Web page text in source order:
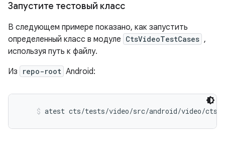
Запустите тестовый класс
В следующем примере показано, как запустить
определенный класс в модуле CtsVideoTestCases ,
используя путь к файлу.
Из
repo-root Android:
atest cts/tests/video/src/android/video/cts/